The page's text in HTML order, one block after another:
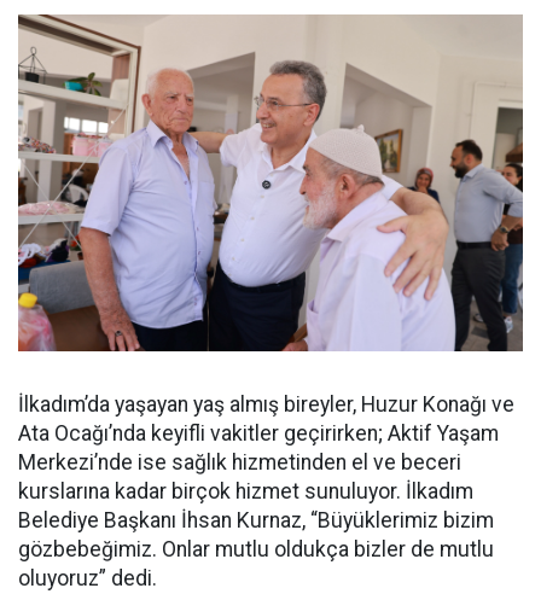
İlkadım’da yaşayan yaş almış bireyler, Huzur Konağı ve
Ata Ocağı’nda keyifli vakitler geçirirken; Aktif Yaşam
Merkezi’nde ise sağlık hizmetinden el ve beceri
kurslarına kadar birçok hizmet sunuluyor. İlkadım
Belediye Başkanı İhsan Kurnaz, “Büyüklerimiz bizim
gözbebeğimiz. Onlar mutlu oldukça bizler de mutlu
oluyoruz” dedi.